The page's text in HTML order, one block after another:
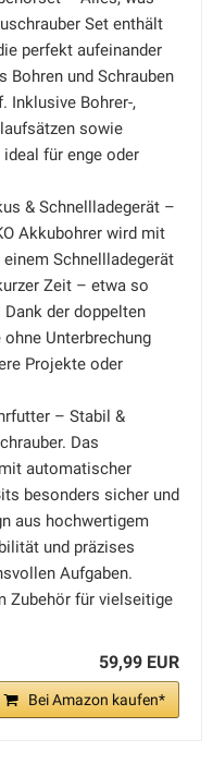
Set enthält
perfekt aufeinander
und Schrauben
Inklusive Bohrer-,
sowie
für enge oder
& Schnellladegerät –
Akkubohrer wird mit
Schnellladegerät
Zeit – etwa so
der doppelten
Unterbrechung
Projekte oder
– Stabil &
Das
automatischer
besonders sicher und
aus hochwertigem
und präzises
Aufgaben.
Zubehör für vielseitige
59,99 EUR
Bei Amazon kaufen*